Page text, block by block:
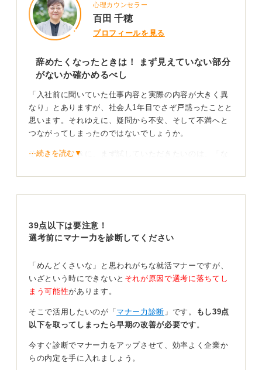
心理カウンセラー
百田 千穂
プロフィールを見る
辞めたくなったときは！ まず見えていない部分
がないか確かめるべし
「入社前に聞いていた仕事内容と実際の内容が大きく異
なり」とありますが、社会人1年目でさぞ戸惑ったことと
思います。それゆえに、疑問から不安、そして不満へと
つながってしまったのではないでしょうか。
そのようなときに、まず試していただきたいのは、「な
業務を自分に当てがったのだろう？」「なぜ、この仕事
は、さらに深く内省をしましょう。答えが出なかった場
合には、上長に相談をしてみましょう。
見解を知ることができ、自分の甘えなのか否かも見えて
くる可能性があります。
早めの退職相談が大切！ 次のキャリアへの影響も考
えて準備しよう
もし、「もう相談する段階にない」「今すぐにでも辞め
たい」という場合には、順を追って退職を進めましょ
⋯続きを読む▼
39点以下は要注意！
選考前にマナー力を診断してください
「めんどくさいな」と思われがちな就活マナーですが、
いざという時にできないと それが原因で選考に落ちてし
まう可能性があります。
そこで活用したいのが「 マナー力診断 」です。
もし39点
以下を取ってしまったら早期の改善が必要です 。
今すぐ診断でマナー力をアップさせて、効率よく企業か
らの内定を手に入れましょう。